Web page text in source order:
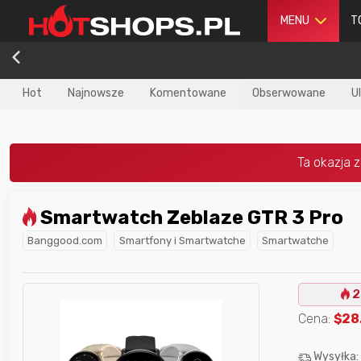
MENU
Hot Najnowsze Komentowane Obserwowane
Smartwatch Zeblaze GTR 3 Pro
Banggood.com Smartfony i Smartwatche
Smartwatche
Cena:$
Wysyłka:
najlepszego
w poprzednim
Nagroda dla najlepszego
użytkownikaw tym miesiącu: